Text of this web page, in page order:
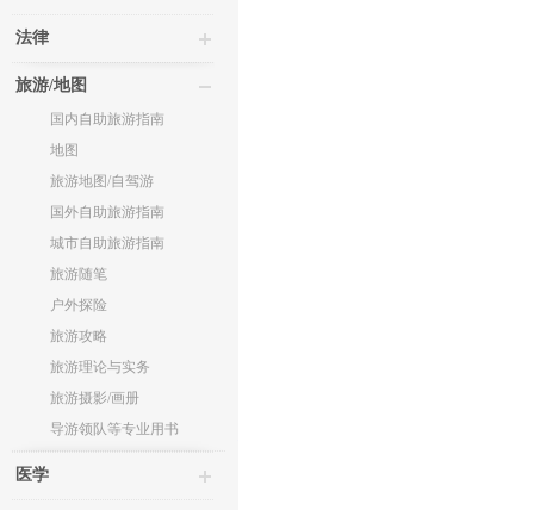
法律
旅游/地图
国内自助旅游指南
地图
旅游地图/自驾游
国外自助旅游指南
城市自助旅游指南
旅游随笔
户外探险
旅游攻略
旅游理论与实务
旅游摄影/画册
导游领队等专业用书
医学